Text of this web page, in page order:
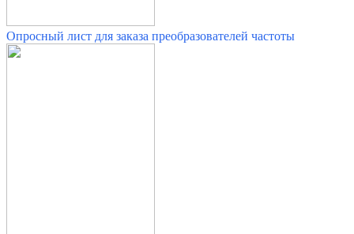
Опросный лист для заказа преобразователей частоты